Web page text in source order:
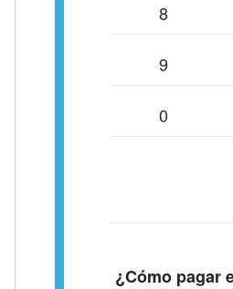
8
9
0
¿Cómo pagar